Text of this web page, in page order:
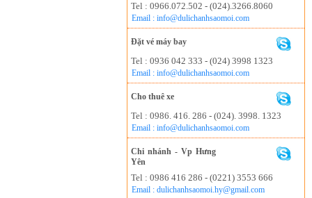
Tel : 0966.072.502 - (024).3266.8060
Email : info@dulichanhsaomoi.com
Đặt vé máy bay
Tel : 0936 042 333 - (024) 3998 1323
Email : info@dulichanhsaomoi.com
Cho thuê xe
Tel : 0986. 416. 286 - (024). 3998. 1323
Email : info@dulichanhsaomoi.com
Chi nhánh - Vp Hưng
Yên
Tel : 0986 416 286 - (0221) 3553 666
Email : dulichanhsaomoi.hy@gmail.com